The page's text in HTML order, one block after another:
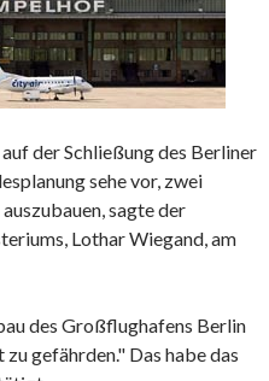
der Schließung des Berliner
sehe vor, zwei
sagte der
Lothar Wiegand, am
des Großflughafens Berlin
gefährden." Das habe das